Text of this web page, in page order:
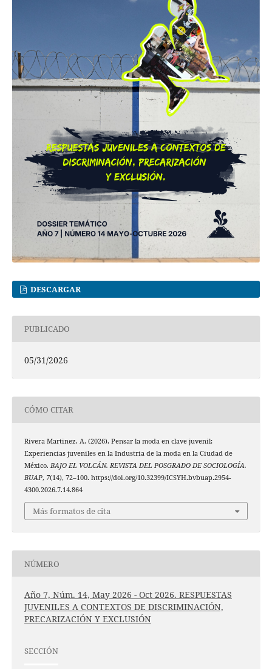
DESCARGAR
PUBLICADO
05/31/2026
CÓMO CITAR
Rivera Martinez, A. (2026). Pensar la moda en clave juvenil:
Experiencias juveniles en la Industria de la moda en la Ciudad de
México. BAJO EL VOLCÁN. REVISTA DEL POSGRADO DE SOCIOLOGÍA.
BUAP, 7(14), 72–100. https://doi.org/10.32399/ICSYH.bvbuap.2954-
4300.2026.7.14.864
Más formatos de cita
NÚMERO
Año 7, Núm. 14, May 2026 - Oct 2026. RESPUESTAS
JUVENILES A CONTEXTOS DE DISCRIMINACIÓN,
PRECARIZACIÓN Y EXCLUSIÓN
SECCIÓN